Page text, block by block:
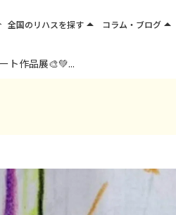
ト作品展🎨💚...
全国のリハスを探すarrow_drop_up
東北エリア
四国・九州エリア
コラム・ブログarrow_drop_up